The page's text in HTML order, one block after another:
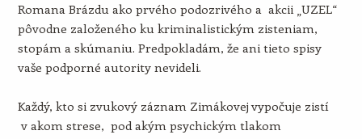
Romana Brázdu ako prvého podozrivého a akcii „UZEL“
pôvodne založeného ku kriminalistickým zisteniam,
stopám a skúmaniu. Predpokladám, že ani tieto spisy
vaše podporné autority nevideli.
Každý, kto si zvukový záznam Zimákovej vypočuje zistí
v akom strese, pod akým psychickým tlakom